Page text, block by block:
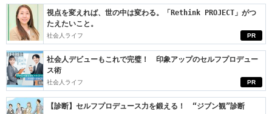
PR
視点を変えれば、世の中は変わる。「Rethink PROJECT」がつ
たえたいこと。
社会人ライフ
PR
社会人デビューもこれで完璧！ 印象アップのセルフプロデュー
ス術
社会人ライフ
【診断】セルフプロデュース力を鍛える！ “ジブン観”診断